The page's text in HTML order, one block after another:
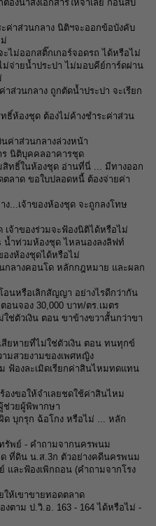
องนำส่งเอกสารให้จำเลย ก่อนสืบ
ค่าส่วนกลาง นิติฯจะออกข้อบังคับ
ไม่ออกสติ๊กเกอร์จอดรถ ได้หรือไม่
ม่จ่ายน้ำประปา ไม่มอบคีย์การ์ดผ่าน
ส่วนกลาง ถูกตัดน้ำประปา จะเรียก
ธิ์ห้องชุด ต้องไม่ค้างชำระค่าส่วน
นค่าส่วนกลางล่วงหน้า
ร นิติบุคคลอาคารชุด
สิทธิ์ในห้องชุด อ่านที่นี่ ... มีทางออก
ลาด ขอใบปลอดหนี้ ต้องจ่ายค่า
ง...เจ้าของห้องชุด จะถูกลงโทษ
จ้าของร่วมจะฟ้องนิติได้หรือไม่
น้ำท่วมห้องชุด ไหลนองลงลิฟท์
งห้องชุดได้หรือไม่
กลางคอนโด หลักกฎหมาย และผลก
อนหรือเลิกสัญญา อย่างไรดีกว่ากัน
อนจอง 30,000 บาท/ตร.เมตร
ใช่ตัวเงิน ตอน ขาข้างขวาสั้นกว่าขา
สียหายที่ไม่ใช่ตัวเงิน ตอน ทนทุกข์
มสวยงามของเพศหญิง
ฟ้องละเมิดเรียกค่าสินไหมทดแทน
องขอให้จำเลยชดใช้ค่าสินไหม
ช่วยผู้พิพากษา
ด บุกรุก ฉ้อโกง หรือไม่ ... หลัก
รัพย์ - คำถามจากนครพนม
ที่ดิน น.ส.3ก ตัวอย่างคดีนครพนม
และฟ้องเพิกถอน (คำถามจากโรง
ให้เขาขายทอดตลาด
ตาม ป.วิ.อ. 163 - 164 ได้หรือไม่ -